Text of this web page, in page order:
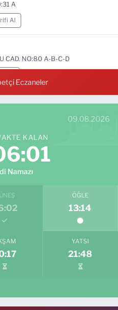
A
Al
CAD. NO:80 A-B-C-D
Eczaneler
09.08.2026
KALAN
Namazı
ÖĞLE
13:14
YATSI
21:48